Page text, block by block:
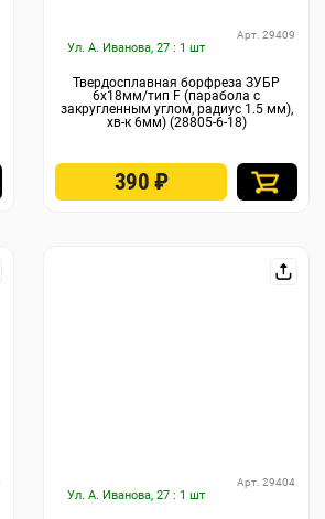
Ул. А. Иванова, 27 : 1 шт
Арт. 29409
Твердосплавная борфреза ЗУБР
6х18мм/тип F (парабола с
закругленным углом, радиус 1.5 мм),
хв-к 6мм) (28805-6-18)
390 ₽
Ул. А. Иванова, 27 : 1 шт
Арт. 29404